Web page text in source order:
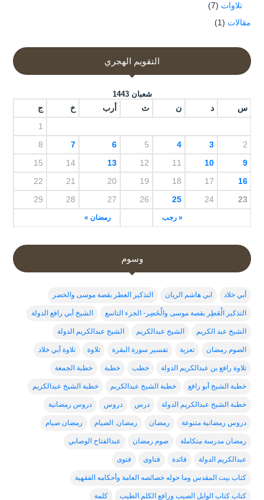
تلاوات (7)
مقالات (1)
التقويم الهجري
شعبان 1443
س د ن ث أرب خ ج
« رجب رمضان »
1
2
3
4
5
6
7
8
9
10
11
12
13
14
15
16
17
18
19
20
21
22
23
24
25
26
27
28
29
وسوم
أبي خلاد ابي هاشم الريان التذكير العطر بقصة موسى والخضر
التذكير الْعَطِر بقصة موسى والْخَضِر- الجزء التاسع الشيخ أبي رافع الدولة
الشيخ عبد الكريم الشيخ عبدالكريم الشيخ عبدالكريم الدولة
الصوم رمضان تعزية تفسير سورة البقرة تلاوة تلاوة أبي خلاد
تلاوة رافع بن عبدالكريم الدولة خطب خطبة خطبة الجمعة
خطبة الشيخ أبو رافع خطبة الشيخ عبدالكربم خطبة الشيخ عبدالكريم
خطبة الشيخ عبدالكريم الدولة درس دروس دروس رمضانية
دروس رمضانية متنوعة رمضان رمضان. الصيام رمضان صيام
رمضان مدرسة متكاملة صوم رمضان عبدالفتاح الوصابي
عبدالكريم الدولة فائدة فتاوى فتوى
كتاب بيت المقدس وما حوله خصائصه العامة وأحكامه الفقهية
كتاب كتاب الوابل الصيب ورافع الكلم الطيب كلمة